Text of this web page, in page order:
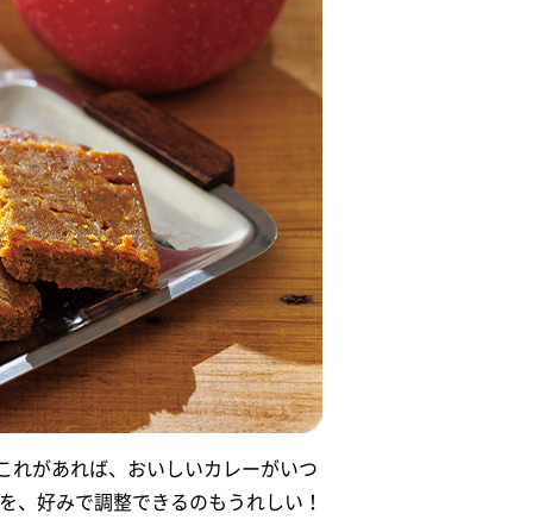
れがあれば、おいしいカレーがいつ
、好みで調整できるのもうれしい！